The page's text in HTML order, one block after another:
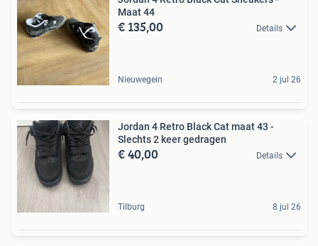
Maat 44
€ 135,00 Details
Nieuwegein 2 jul 26
Jordan 4 Retro Black Cat maat 43 -
Slechts 2 keer gedragen
€ 40,00 Details
Tilburg 8 jul 26